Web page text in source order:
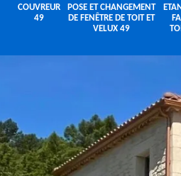
COUVREUR
49
POSE ET CHANGEMENT
DE FENÊTRE DE TOIT ET
VELUX 49